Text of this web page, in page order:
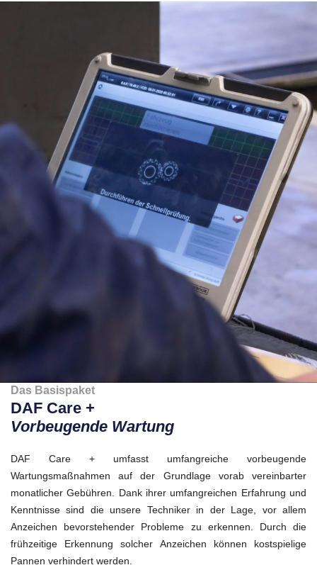
Das Basispaket
DAF Care +
Vorbeugende Wartung
DAF Care + umfasst umfangreiche vorbeugende
Wartungsmaßnahmen auf der Grundlage vorab vereinbarter
monatlicher Gebühren. Dank ihrer umfangreichen Erfahrung und
Kenntnisse sind die unsere Techniker in der Lage, vor allem
Anzeichen bevorstehender Probleme zu erkennen. Durch die
frühzeitige Erkennung solcher Anzeichen können kostspielige
Pannen verhindert werden.